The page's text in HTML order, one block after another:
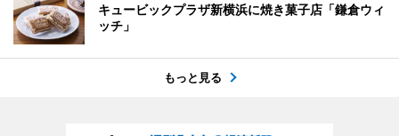
キュービックプラザ新横浜に焼き菓子店「鎌倉ウィ
ッチ」
もっと見る